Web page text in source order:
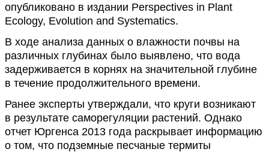
опубликовано в издании Perspectives in Plant
Ecology, Evolution and Systematics.
В ходе анализа данных о влажности почвы на
различных глубинах было выявлено, что вода
задерживается в корнях на значительной глубине
в течение продолжительного времени.
Ранее эксперты утверждали, что круги возникают
в результате саморегуляции растений. Однако
отчет Юргенса 2013 года раскрывает информацию
о том, что подземные песчаные термиты